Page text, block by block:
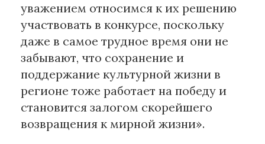
уважением относимся к их решению
участвовать в конкурсе, поскольку
даже в самое трудное время они не
забывают, что сохранение и
поддержание культурной жизни в
регионе тоже работает на победу и
становится залогом скорейшего
возвращения к мирной жизни».